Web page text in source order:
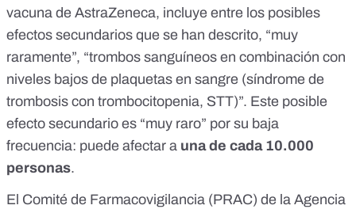
vacuna de AstraZeneca, incluye entre los posibles
efectos secundarios que se han descrito, “muy
raramente”, “trombos sanguíneos en combinación con
niveles bajos de plaquetas en sangre (síndrome de
trombosis con trombocitopenia, STT)”. Este posible
efecto secundario es “muy raro” por su baja
frecuencia: puede afectar a una de cada 10.000
personas.
El Comité de Farmacovigilancia (PRAC) de la Agencia